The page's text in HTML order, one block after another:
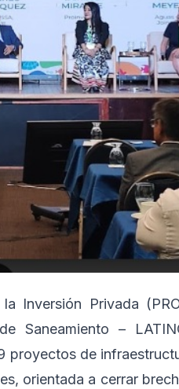
Inversión Privada
Saneamiento –
proyectos de
orientada a cerrar